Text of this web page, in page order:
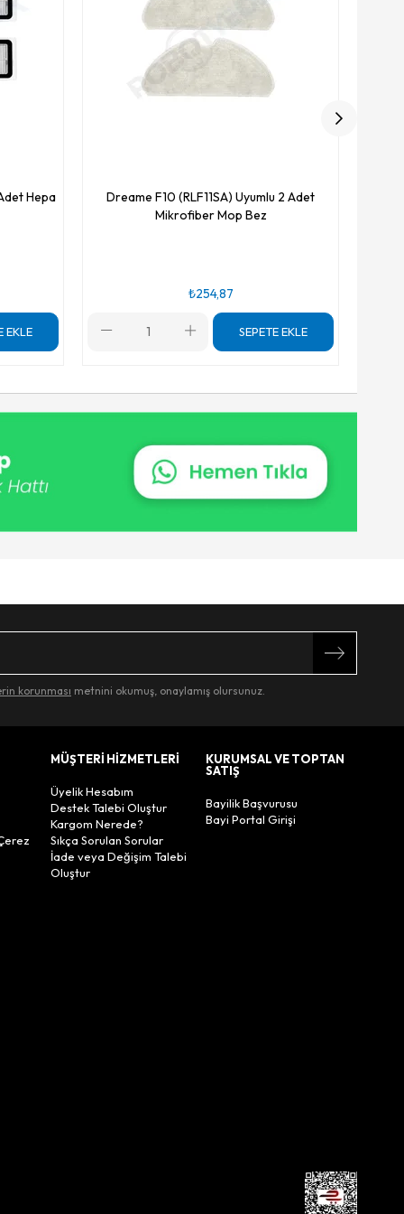
Hepa
EKLE
Dreame F10 (RLF11SA) Uyumlu 2 Adet
Mikrofiber Mop Bez
₺254,87
SEPETE EKLE
korunması metnini okumuş, onaylamış olursunuz.
MÜŞTERİ HİZMETLERİ
Üyelik Hesabım
Destek Talebi Oluştur
Kargom Nerede?
Sıkça Sorulan Sorular
İade veya Değişim Talebi
Oluştur
KURUMSAL VE TOPTAN
SATIŞ
Bayilik Başvurusu
Bayi Portal Girişi